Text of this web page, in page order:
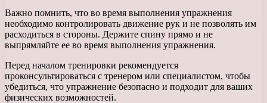
Важно помнить, что во время выполнения упражнения
необходимо контролировать движение рук и не позволять им
расходиться в стороны. Держите спину прямо и не
выпрямляйте ее во время выполнения упражнения.
Перед началом тренировки рекомендуется
проконсультироваться с тренером или специалистом, чтобы
убедиться, что упражнение безопасно и подходит для ваших
физических возможностей.